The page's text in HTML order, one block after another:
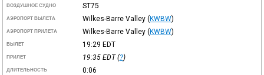
ВОЗДУШНОЕ СУДНО ST75
АЭРОПОРТ ВЫЛЕТА Wilkes-Barre Valley (KWBW)
АЭРОПОРТ ПРИЛЕТА Wilkes-Barre Valley (KWBW)
ВЫЛЕТ 19:29 EDT
ПРИЛЕТ 19:35 EDT(?)
ДЛИТЕЛЬНОСТЬ 0:06